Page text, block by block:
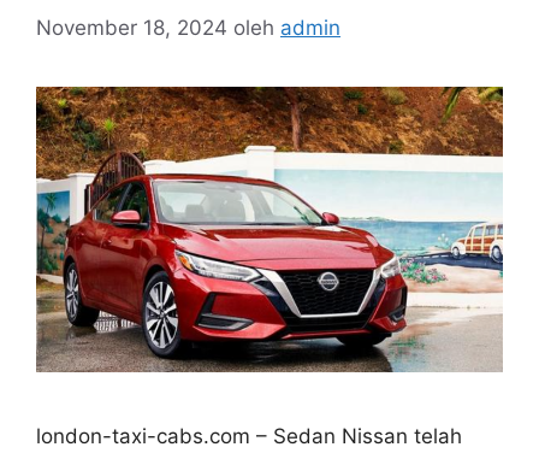
November 18, 2024 oleh admin
london-taxi-cabs.com – Sedan Nissan telah